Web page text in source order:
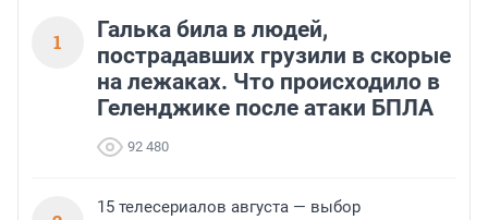
1
Галька била в людей,
пострадавших грузили в скорые
на лежаках. Что происходило в
Геленджике после атаки БПЛА
92 480
15 телесериалов августа — выбор